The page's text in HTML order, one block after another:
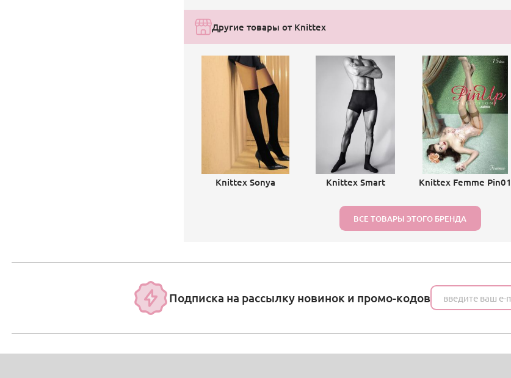
Другие товары от Knittex
Knittex Sonya Knittex Smart Knittex Femme Pin01
ВСЕ ТОВАРЫ ЭТОГО БРЕНДА
Подписка на рассылку новинок и промо-кодов